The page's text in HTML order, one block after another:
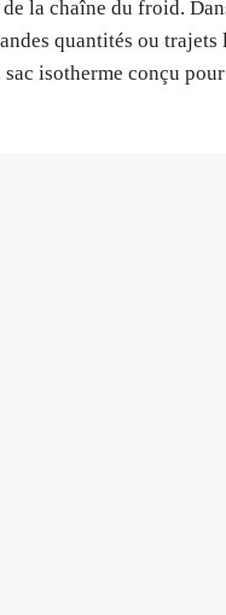
la chaîne du froid.
quantités ou
isotherme conçu